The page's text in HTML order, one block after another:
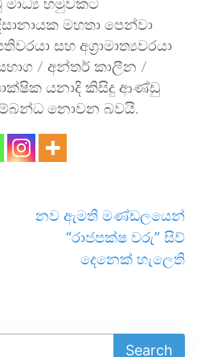
මාධ්‍ය හමුවකට
මහතා පෙන්වා
සහ අග‍්‍රාමාත්‍යවරයා
/ අන්තර් කාලීන /
යනාදි කිසිදු ආණ්ඩු
නොවන බවයි.
නව ඇමති මණ්ඩලයෙන්
“රාජපක්ෂ වරු” සිව්
දෙනෙක් හැලෙති